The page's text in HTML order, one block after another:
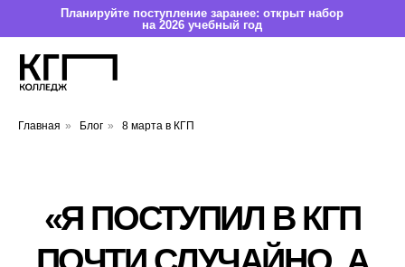
Планируйте поступление заранее: открыт набор
на 2026 учебный год
Главная » Блог » 8 марта в КГП
«Я ПОСТУПИЛ В КГП